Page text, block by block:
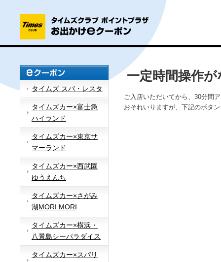
タイムズ スパ・レスタ
タイムズカー×富士急
ハイランド
タイムズカー×東京サ
マーランド
タイムズカー×西武園
ゆうえんち
タイムズカー×さがみ
湖MORI MORI
タイムズカー×横浜・
八景島シーパラダイス
タイムズカー×スパリ
一定時間操作
ご入店いただいてから、30分間
おそれいりますが、下記のボタ